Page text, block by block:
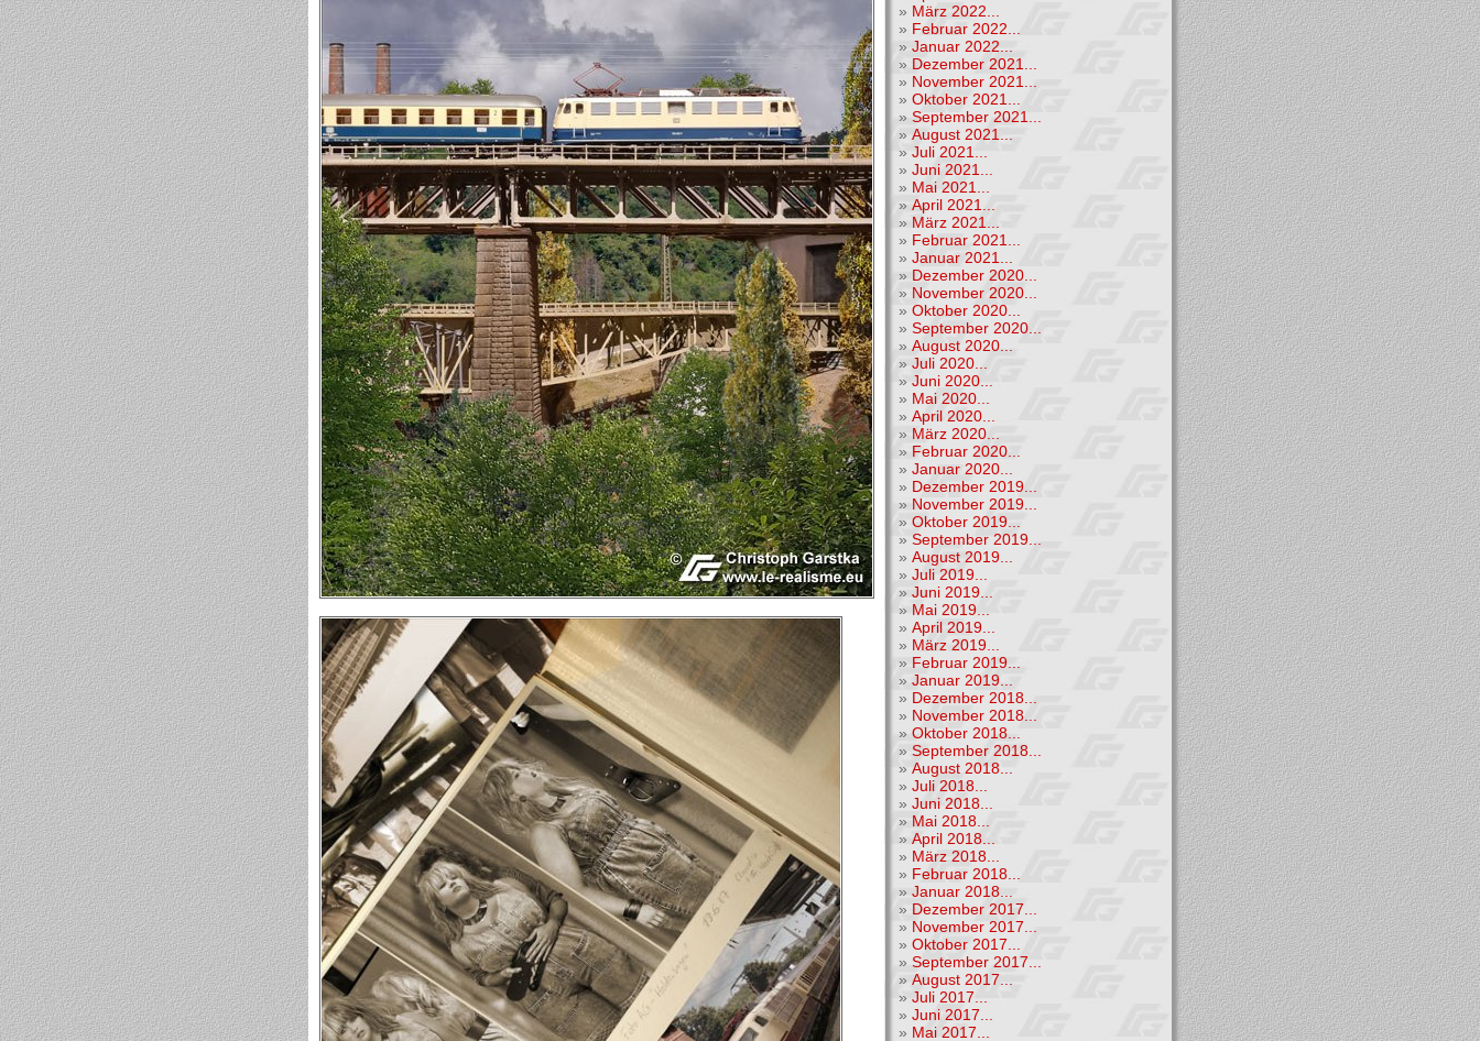
» März 2022...
» Februar 2022...
» Januar 2022...
» Dezember 2021...
» November 2021...
» Oktober 2021...
» September 2021...
» August 2021...
» Juli 2021...
» Juni 2021...
» Mai 2021...
» April 2021...
» März 2021...
» Februar 2021...
» Januar 2021...
» Dezember 2020...
» November 2020...
» Oktober 2020...
» September 2020...
» August 2020...
» Juli 2020...
» Juni 2020...
» Mai 2020...
» April 2020...
» März 2020...
» Februar 2020...
» Januar 2020...
» Dezember 2019...
» November 2019...
» Oktober 2019...
» September 2019...
» August 2019...
» Juli 2019...
» Juni 2019...
» Mai 2019...
» April 2019...
» März 2019...
» Februar 2019...
» Januar 2019...
» Dezember 2018...
» November 2018...
» Oktober 2018...
» September 2018...
» August 2018...
» Juli 2018...
» Juni 2018...
» Mai 2018...
» April 2018...
» März 2018...
» Februar 2018...
» Januar 2018...
» Dezember 2017...
» November 2017...
» Oktober 2017...
» September 2017...
» August 2017...
» Juli 2017...
» Juni 2017...
» Mai 2017...